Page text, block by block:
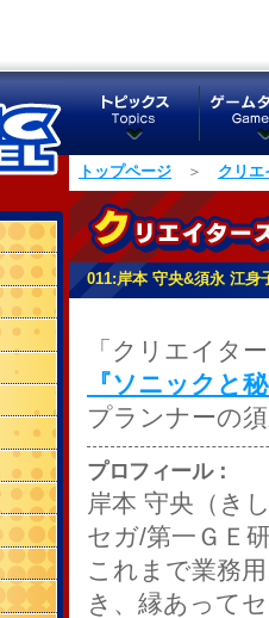
トップページ ＞ クリエ
011:岸本 守央&須永 江身
「クリエイタ
『ソニックと
プランナーの
プロフィール：
岸本 守央（き
セガ/第一ＧＥ
これまで業務
き、縁あって